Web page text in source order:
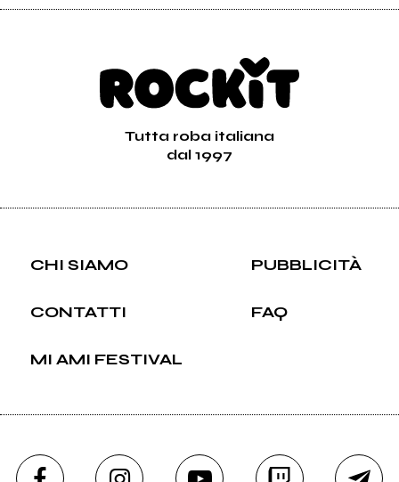
Tutta roba italiana
dal 1997
CHI SIAMO PUBBLICITÀ
CONTATTI FAQ
MI AMI FESTIVAL